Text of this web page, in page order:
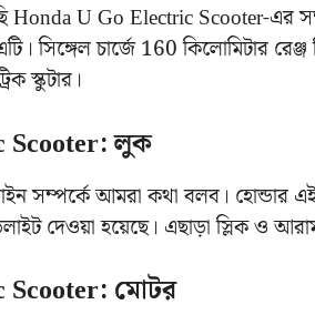
Honda U Go Electric Scooter-এর
সিঙ্গেল চার্জে 160 কিলোমিটার রেঞ্জ
স্কুটার।
Scooter: লুক
সম্পর্কে আমরা কথা বলব। হোন্ডার এই
দেওয়া হয়েছে। এছাড়া স্লিক ও
Scooter: মোটর